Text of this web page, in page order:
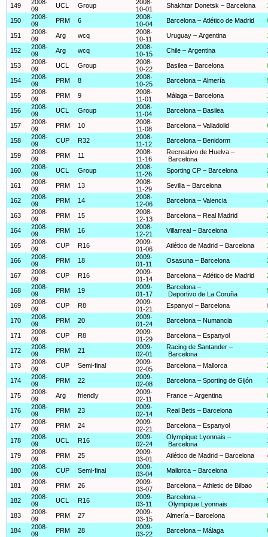
149
2008-
09
UCL Group
2008-
10-01
Shakhtar Donetsk – Barcelona
150
2008-
09
PRM 6
2008-
10-04
Barcelona – Atlético de Madrid
151
2008-
09
Arg wcq
2008-
10-11
Uruguay – Argentina
152
2008-
09
Arg wcq
2008-
10-15
Chile – Argentina
153
2008-
09
UCL Group
2008-
10-22
Basilea – Barcelona
154
2008-
09
PRM 8
2008-
10-25
Barcelona – Almería
155
2008-
09
PRM 9
2008-
11-01
Málaga – Barcelona
156
2008-
09
UCL Group
2008-
11-04
Barcelona – Basilea
157
2008-
09
PRM 10
2008-
11-08
Barcelona – Valladolid
158
2008-
09
CUP R32
2008-
11-12
Barcelona – Benidorm
159
2008-
09
PRM 11
2008-
11-16
Recreativo de Huelva –
Barcelona
160
2008-
09
UCL Group
2008-
11-26
Sporting CP – Barcelona
161
2008-
09
PRM 13
2008-
11-29
Sevilla – Barcelona
162
2008-
09
PRM 14
2008-
12-06
Barcelona – Valencia
163
2008-
09
PRM 15
2008-
12-13
Barcelona – Real Madrid
164
2008-
09
PRM 16
2008-
12-21
Villarreal – Barcelona
165
2008-
09
CUP R16
2009-
01-06
Atlético de Madrid – Barcelona
166
2008-
09
PRM 18
2009-
01-11
Osasuna – Barcelona
167
2008-
09
CUP R16
2009-
01-14
Barcelona – Atlético de Madrid
168
2008-
09
PRM 19
2009-
01-17
Barcelona –
Deportivo de La Coruña
169
2008-
09
CUP R8
2009-
01-21
Espanyol – Barcelona
170
2008-
09
PRM 20
2009-
01-24
Barcelona – Numancia
171
2008-
09
CUP R8
2009-
01-29
Barcelona – Espanyol
172
2008-
09
PRM 21
2009-
02-01
Racing de Santander –
Barcelona
173
2008-
09
CUP Semi-final
2009-
02-05
Barcelona – Mallorca
174
2008-
09
PRM 22
2009-
02-08
Barcelona – Sporting de Gijón
175
2008-
09
Arg friendly
2009-
02-11
France – Argentina
176
2008-
09
PRM 23
2009-
02-14
Real Betis – Barcelona
177
2008-
09
PRM 24
2009-
02-21
Barcelona – Espanyol
178
2008-
09
UCL R16
2009-
02-24
Olympique Lyonnais –
Barcelona
179
2008-
09
PRM 25
2009-
03-01
Atlético de Madrid – Barcelona
180
2008-
09
CUP Semi-final
2009-
03-04
Mallorca – Barcelona
181
2008-
09
PRM 26
2009-
03-07
Barcelona – Athletic de Bilbao
182
2008-
09
UCL R16
2009-
03-11
Barcelona –
Olympique Lyonnais
183
2008-
09
PRM 27
2009-
03-15
Almería – Barcelona
184
2008-
09
PRM 28
2009-
03-22
Barcelona – Málaga